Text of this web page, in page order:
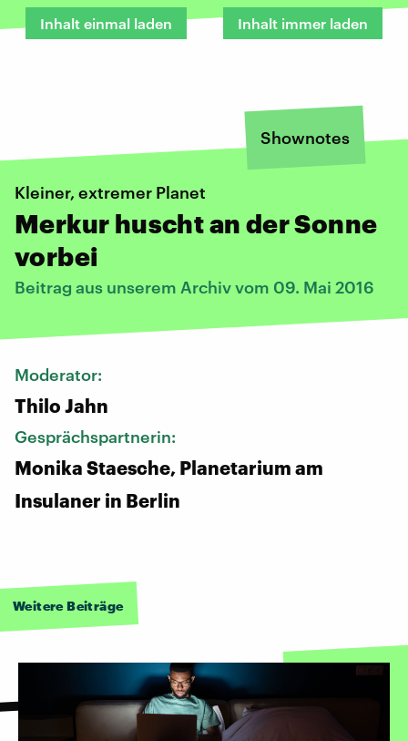
Inhalt einmal laden Inhalt immer laden
Shownotes
Kleiner, extremer Planet
Merkur huscht an der Sonne
vorbei
Beitrag aus unserem Archiv vom 09. Mai 2016
Moderator:
Thilo Jahn
Gesprächspartnerin:
Monika Staesche, Planetarium am
Insulaner in Berlin
Weitere Beiträge